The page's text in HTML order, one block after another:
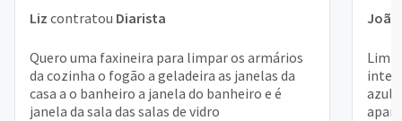
Liz contratou Diarista
Quero uma faxineira para limpar os armários
da cozinha o fogão a geladeira as janelas da
casa a o banheiro a janela do banheiro e é
janela da sala das salas de vidro